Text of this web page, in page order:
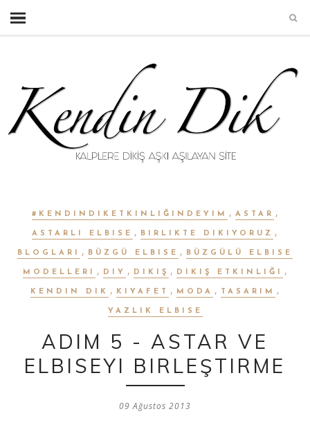
#KENDINDIKETKINLIĞINDEYIM , ASTAR ,
ASTARLI ELBISE , BIRLIKTE DIKIYORUZ ,
BLOGLARI , BÜZGÜ ELBISE , BÜZGÜLÜ ELBISE
MODELLERI , DIY , DIKIŞ , DIKIŞ ETKINLIĞI ,
KENDIN DIK , KIYAFET , MODA , TASARIM ,
YAZLIK ELBISE
ADIM 5 - ASTAR VE
ELBISEYI BIRLEŞTIRME
09 Ağustos 2013